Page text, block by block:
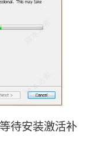
待安装激活补